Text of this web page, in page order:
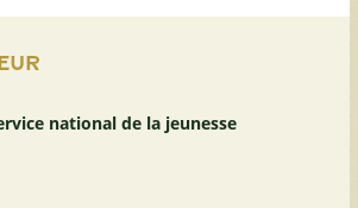
national de la jeunesse